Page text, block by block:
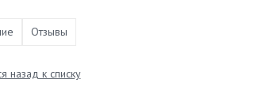
Отзывы
назад к списку